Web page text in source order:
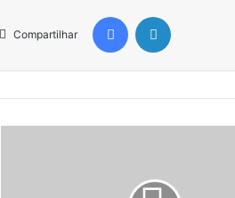
Compartilhar
Facebook